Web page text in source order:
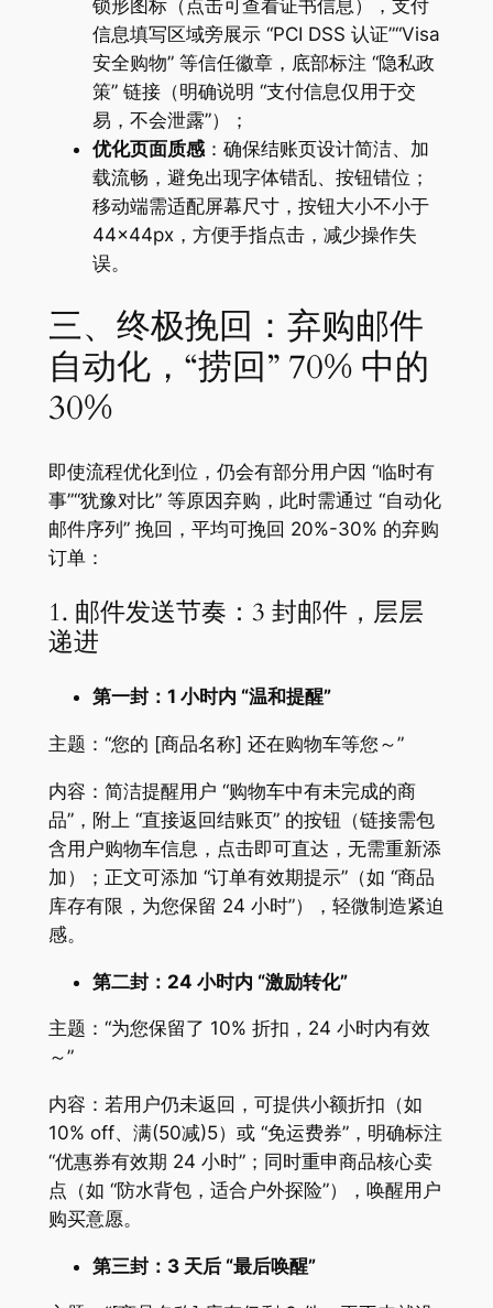
锁形图标（点击可查看证书信息），支付
信息填写区域旁展示 “PCI DSS 认证”“Visa
安全购物” 等信任徽章，底部标注 “隐私政
策” 链接（明确说明 “支付信息仅用于交
易，不会泄露”）；
优化页面质感：确保结账页设计简洁、加
载流畅，避免出现字体错乱、按钮错位；
移动端需适配屏幕尺寸，按钮大小不小于
44×44px，方便手指点击，减少操作失
误。
三、终极挽回：弃购邮件
自动化，“捞回” 70% 中的
30%
即使流程优化到位，仍会有部分用户因 “临时有
事”“犹豫对比” 等原因弃购，此时需通过 “自动化
邮件序列” 挽回，平均可挽回 20%-30% 的弃购
订单：
1. 邮件发送节奏：3 封邮件，层层
递进
第一封：1 小时内 “温和提醒”
主题：“您的 [商品名称] 还在购物车等您～”
内容：简洁提醒用户 “购物车中有未完成的商
品”，附上 “直接返回结账页” 的按钮（链接需包
含用户购物车信息，点击即可直达，无需重新添
加）；正文可添加 “订单有效期提示”（如 “商品
库存有限，为您保留 24 小时”），轻微制造紧迫
感。
第二封：24 小时内 “激励转化”
主题：“为您保留了 10% 折扣，24 小时内有效
～”
内容：若用户仍未返回，可提供小额折扣（如
10% off、满(50减)5）或 “免运费券”，明确标注
“优惠券有效期 24 小时”；同时重申商品核心卖
点（如 “防水背包，适合户外探险”），唤醒用户
购买意愿。
第三封：3 天后 “最后唤醒”